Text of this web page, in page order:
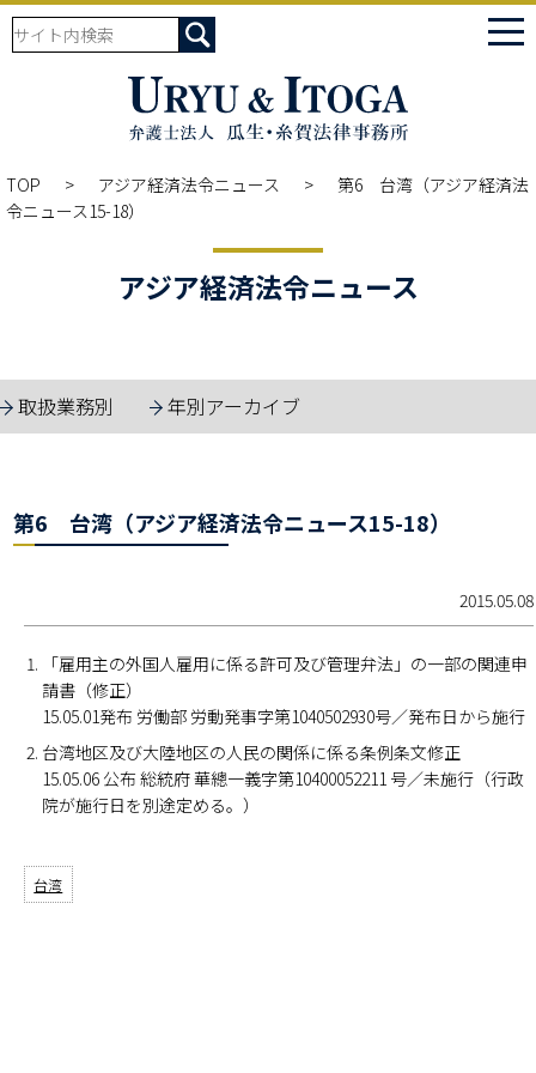
TOP アジア経済法令ニュース
第6 台湾（アジア経済法
令ニュース15-18）
アジア経済法令ニュース
取扱業務別 年別アーカイブ
第6 台湾（アジア経済法令ニュース15-18）
2015.05.08
「雇用主の外国人雇用に係る許可及び管理弁法」の一部の関連申
請書（修正）
15.05.01発布 労働部 労動発事字第1040502930号／発布日から施行
台湾地区及び大陸地区の人民の関係に係る条例条文修正
15.05.06 公布 総統府 華總一義字第10400052211 号／未施行（行政
院が施行日を別途定める。）
台湾